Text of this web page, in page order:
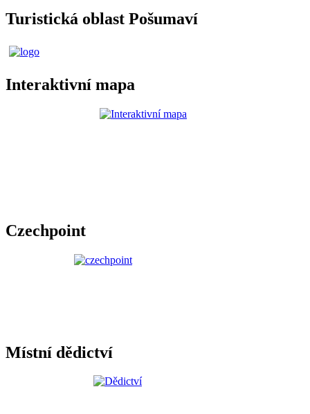
Turistická oblast Pošumaví
Interaktivní mapa
Czechpoint
Místní dědictví